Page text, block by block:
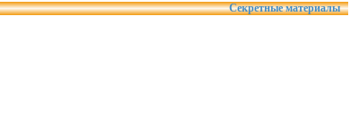
Секретные материалы